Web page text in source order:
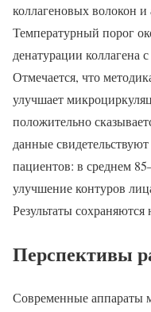
коллагеновых волокон
Температурный порог
денатурации коллагена
Отмечается, что
улучшает
положительно
данные
пациентов: в среднем
улучшение контуров
Результаты
Перспективы
Современные аппараты